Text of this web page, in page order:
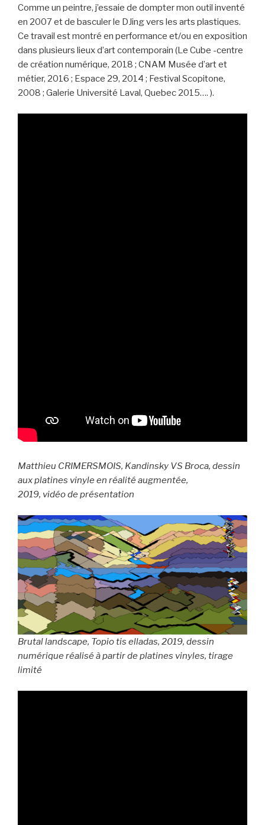
Comme un peintre, j’essaie de dompter mon outil inventé
en 2007 et de basculer le DJing vers les arts plastiques.
Ce travail est montré en performance et/ou en exposition
dans plusieurs lieux d’art contemporain (Le Cube -centre
de création numérique, 2018 ; CNAM Musée d’art et
métier, 2016 ; Espace 29, 2014 ; Festival Scopitone,
2008 ; Galerie Université Laval, Quebec 2015…. ).
Matthieu CRIMERSMOIS, Kandinsky VS Broca, dessin
aux platines vinyle en réalité augmentée,
2019, vidéo de présentation
Brutal landscape, Topio tis elladas, 2019, dessin
numérique réalisé à partir de platines vinyles, tirage
limité